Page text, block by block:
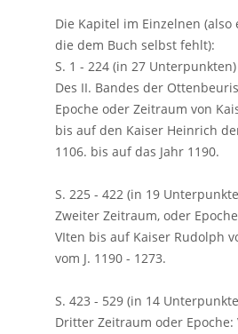
Die Kapitel im Einzelnen
die dem Buch selbst fehlt):
S. 1 - 224 (in 27 Unterpunkten)
Des II. Bandes der
Epoche oder Zeitraum von
bis auf den Kaiser Heinrich
1106. bis auf das Jahr 1190.
S. 225 - 422 (in 19
Zweiter Zeitraum, oder
VIten bis auf Kaiser Rudolph
vom J. 1190 - 1273.
S. 423 - 529 (in 14
Dritter Zeitraum oder Epoche: